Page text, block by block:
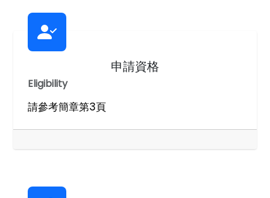
申請資格
Eligibility
請參考簡章第3頁